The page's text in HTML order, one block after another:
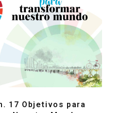
17 Objetivos para